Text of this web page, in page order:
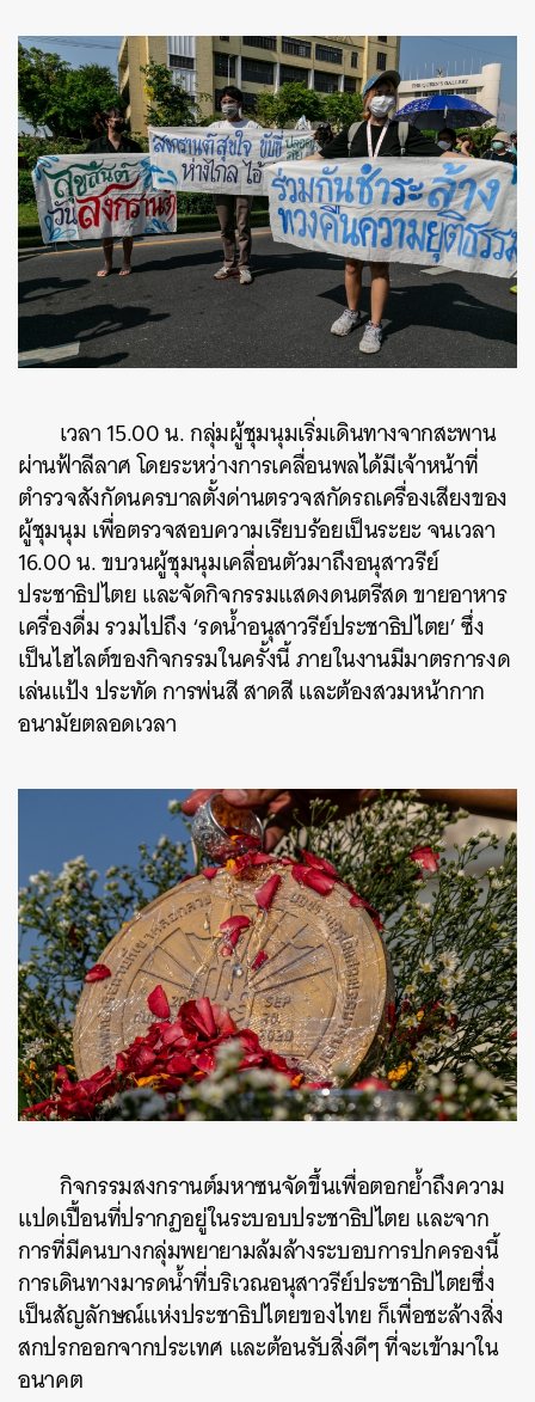
เวลา 15.00 น. กลุ่มผู้ชุมนุมเริ่มเดินทางจากสะพาน
ผ่านฟ้าลีลาศ โดยระหว่างการเคลื่อนพลได้มีเจ้าหน้าที่
ตำรวจสังกัดนครบาลตั้งด่านตรวจสกัดรถเครื่องเสียงของ
ผู้ชุมนุม เพื่อตรวจสอบความเรียบร้อยเป็นระยะ จนเวลา
16.00 น. ขบวนผู้ชุมนุมเคลื่อนตัวมาถึงอนุสาวรีย์
ประชาธิปไตย และจัดกิจกรรมแสดงดนตรีสด ขายอาหาร
เครื่องดื่ม รวมไปถึง ‘รดน้ำอนุสาวรีย์ประชาธิปไตย’ ซึ่ง
เป็นไฮไลต์ของกิจกรรมในครั้งนี้ ภายในงานมีมาตรการงด
เล่นแป้ง ประทัด การพ่นสี สาดสี และต้องสวมหน้ากาก
อนามัยตลอดเวลา
กิจกรรมสงกรานต์มหาซนจัดขึ้นเพื่อตอกย้ำถึงความ
แปดเปื้อนที่ปรากฏอยู่ในระบอบประชาธิปไตย และจาก
การที่มีคนบางกลุ่มพยายามล้มล้างระบอบการปกครองนี้
การเดินทางมารดน้ำที่บริเวณอนุสาวรีย์ประชาธิปไตยซึ่ง
เป็นสัญลักษณ์แห่งประชาธิปไตยของไทย ก็เพื่อชะล้างสิ่ง
สกปรกออกจากประเทศ และต้อนรับสิ่งดีๆ ที่จะเข้ามาใน
อนาคต
ค้นหา
SHARE TWEET LINE EMAIL